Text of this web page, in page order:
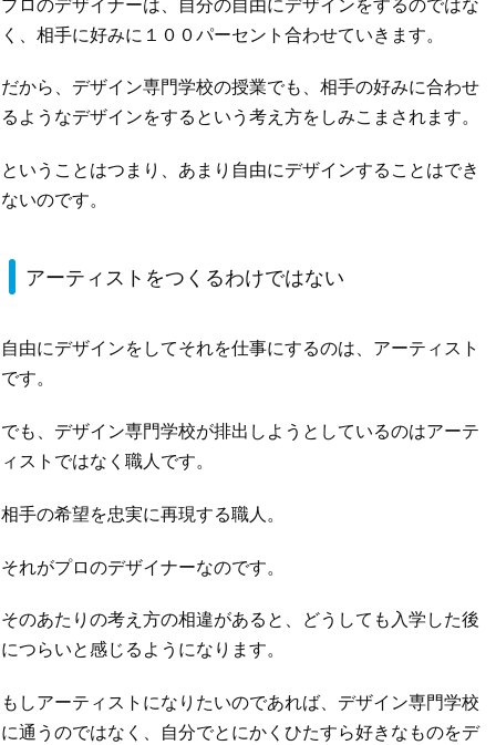
く、相手に好みに１００パーセント合わせていきます。
だから、デザイン専門学校の授業でも、相手の好みに合わせ
るようなデザインをするという考え方をしみこまされます。
ということはつまり、あまり自由にデザインすることはでき
ないのです。
アーティストをつくるわけではない
自由にデザインをしてそれを仕事にするのは、アーティスト
です。
でも、デザイン専門学校が排出しようとしているのはアーテ
ィストではなく職人です。
相手の希望を忠実に再現する職人。
それがプロのデザイナーなのです。
そのあたりの考え方の相違があると、どうしても入学した後
につらいと感じるようになります。
もしアーティストになりたいのであれば、デザイン専門学校
に通うのではなく、自分でとにかくひたすら好きなものをデ